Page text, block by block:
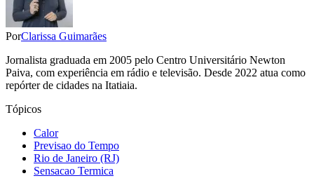
PorClarissa Guimarães
Jornalista graduada em 2005 pelo Centro Universitário Newton
Paiva, com experiência em rádio e televisão. Desde 2022 atua como
repórter de cidades na Itatiaia.
Tópicos
Calor
Previsao do Tempo
Rio de Janeiro (RJ)
Sensacao Termica